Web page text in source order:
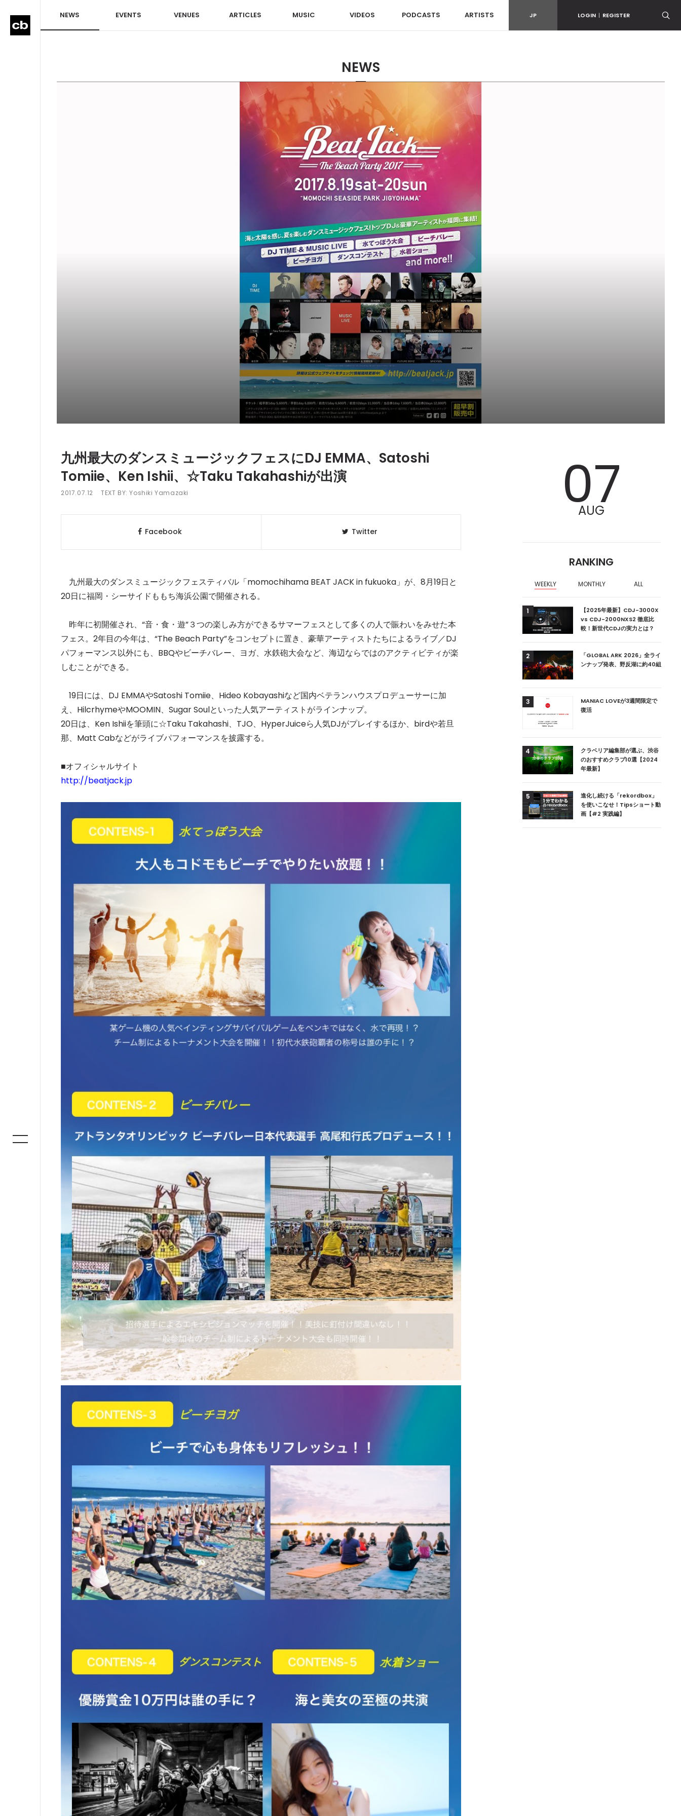
NEWS EVENTS VENUES ARTICLES MUSIC VIDEOS PODCASTS ARTISTS JP LOGIN | REGISTER
NEWS
九州最大のダンスミュージックフェスにDJ EMMA、Satoshi
Tomiie、Ken Ishii、☆Taku Takahashiが出演
2017.07.12 TEXT BY:Yoshiki Yamazaki
Facebook Twitter
九州最大のダンスミュージックフェスティバル「momochihama BEAT JACK in fukuoka」が、8月19日と
20日に福岡・シーサイドももち海浜公園で開催される。
昨年に初開催され、“音・食・遊”３つの楽しみ方ができるサマーフェスとして多くの人で賑わいをみせた本
フェス。2年目の今年は、“The Beach Party”をコンセプトに置き、豪華アーティストたちによるライブ／DJ
パフォーマンス以外にも、BBQやビーチバレー、ヨガ、水鉄砲大会など、海辺ならではのアクティビティが楽
しむことができる。
19日には、DJ EMMAやSatoshi Tomiie、Hideo Kobayashiなど国内ベテランハウスプロデューサーに加
え、HilcrhymeやMOOMIN、Sugar Soulといった人気アーティストがラインナップ。
20日は、Ken Ishiiを筆頭に☆Taku Takahashi、TJO、HyperJuiceら人気DJがプレイするほか、birdや若旦
那、Matt Cabなどがライブパフォーマンスを披露する。
■オフィシャルサイト
http://beatjack.jp
07
AUG
RANKING
WEEKLY MONTHLY ALL
のおすすめクラブ10選【2024
年最新】
2
ニュージーランドの新首相は元
3
セレブ御用達、ニューヨークの
TOKYO」六本木にオープン
1
【2025年最新】CDJ-3000X
vs CDJ-2000NXS2 徹底比
較！新世代CDJの実力とは？
2
「GLOBAL ARK 2026」全ライ
ンナップ発表、野反湖に約40組
3
MANIAC LOVEが3週間限定で
復活
4
クラベリア編集部が選ぶ、渋谷
のおすすめクラブ10選【2024
年最新】
5
進化し続ける「rekordbox」
を使いこなせ！Tipsショート動
画【#2 実践編】